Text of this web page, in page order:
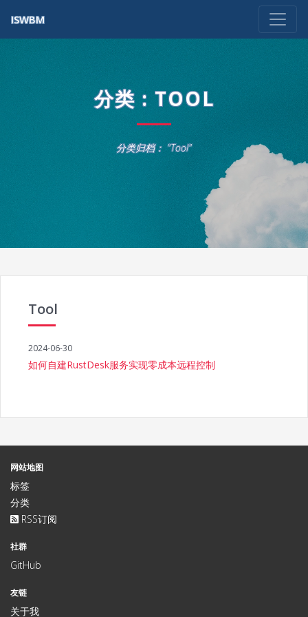
ISWBM
分类 : TOOL
分类归档： "Tool"
Tool
2024-06-30
如何自建RustDesk服务实现零成本远程控制
网站地图
标签
分类
RSS订阅
社群
GitHub
友链
关于我